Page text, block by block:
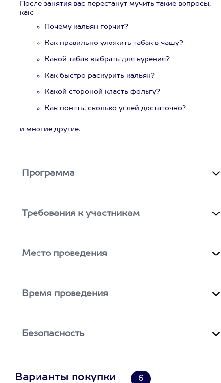
После занятия вас перестанут мучить такие вопросы,
как:
Почему кальян горчит?
Как правильно уложить табак в чашу?
Какой табак выбрать для курения?
Как быстро раскурить кальян?
Какой стороной класть фольгу?
Как понять, сколько углей достаточно?
и многие другие.
Программа
Требования к участникам
Место проведения
Время проведения
Безопасность
Варианты покупки 6